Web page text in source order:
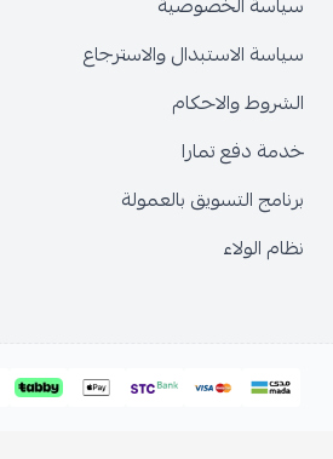
سياسة الاستبدال والاسترجاع
الشروط والاحكام
خدمة دفع تمارا
برنامج التسويق بالعمولة
نظام الولاء